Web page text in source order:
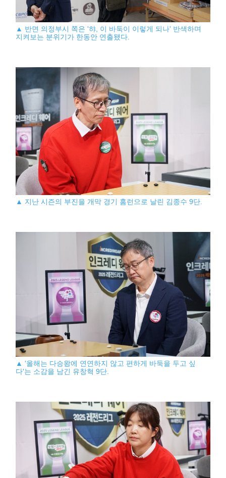
▲ 반면 의정부시 쪽은 '햐, 이 바둑이 이렇게 되나' 반색하며
지켜보는 분위기가 한동안 연출됐다.
▲ 지난 시즌의 부진을 개막 경기 홈런으로 날린 김종수 9단.
▲ '올해는 다승왕에 연연하지 않고 편하게 바둑을 두고 싶
다'는 소감을 남긴 유창혁 9단.